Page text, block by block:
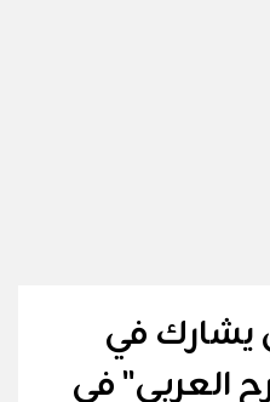
يشارك في
العربي" في